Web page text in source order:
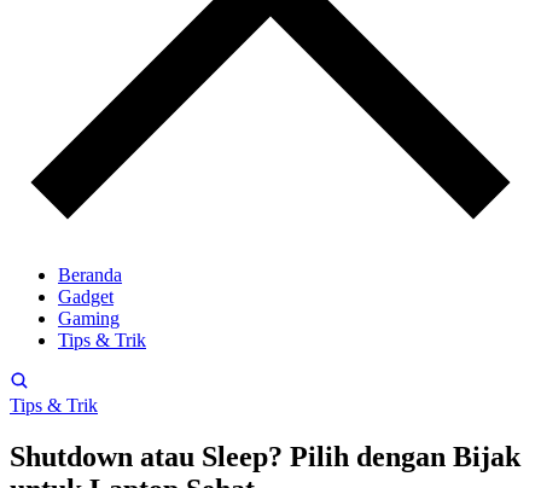
Beranda
Gadget
Gaming
Tips & Trik
Tips & Trik
Shutdown atau Sleep? Pilih dengan Bijak